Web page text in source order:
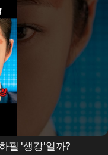
필 '생강'일까?